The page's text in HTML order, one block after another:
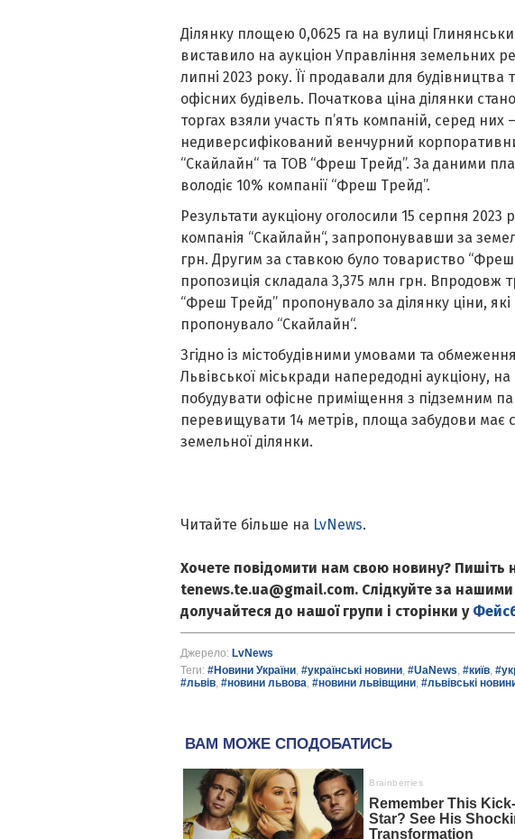
Ділянку площею 0,0625 га на вулиці
виставило на аукціон Управління земельних
липні 2023 року. Її продавали для будівництва
офісних будівель. Початкова ціна ділянки
торгах взяли участь п’ять компаній, серед них
недиверсифікований венчурний
“Скайлайн“ та ТОВ “Фреш Трейд”. За даними
володіє 10% компанії “Фреш Трейд”.
Результати аукціону оголосили 15 серпня 2023
компанія “Скайлайн“, запропонувавши за
грн. Другим за ставкою було товариство
пропозиція складала 3,375 млн грн. Впродовж
“Фреш Трейд” пропонувало за ділянку ціни,
пропонувало “Скайлайн“.
Згідно із містобудівними умовами та
Львівської міськради напередодні аукціону,
побудувати офісне приміщення з підземним
перевищувати 14 метрів, площа забудови має
земельної ділянки.
Читайте більше на LvNews.
Хочете повідомити нам свою новину? Пишіть
tenews.te.ua@gmail.com. Слідкуйте за
долучайтеся до нашої групи і сторінки у
Джерело: LvNews
Теги: #Новини України, #українські новини, #UaNews, #київ,
#львів, #новини львова, #новини львівщини, #львівські